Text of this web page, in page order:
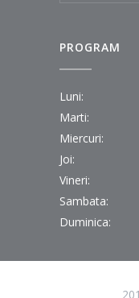
PROGRAM
Luni:
Marti:
Miercuri:
Joi:
Vineri:
Sambata:
Duminica: